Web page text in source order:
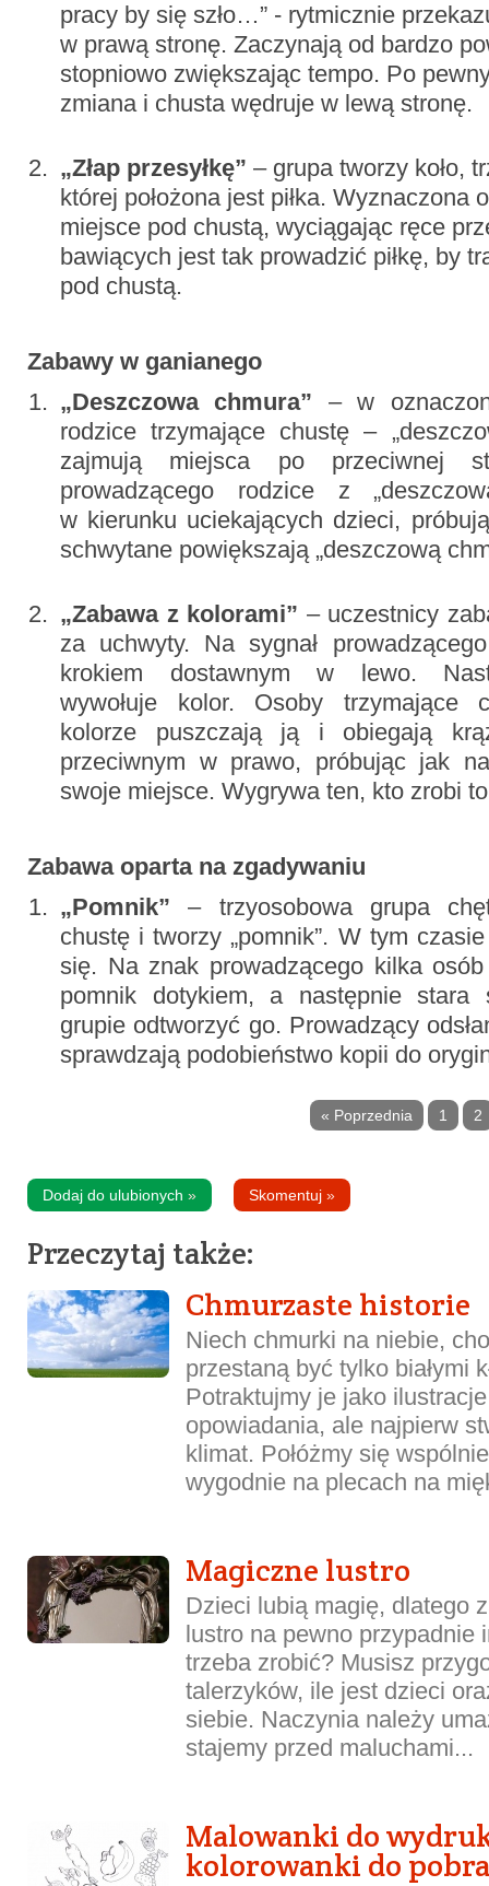
pracy by się szło…” - rytmicznie
w prawą stronę. Zaczynają od bardzo
stopniowo zwiększając tempo. Po
zmiana i chusta wędruje w lewą stronę.
„Złap przesyłkę” – grupa tworzy koło,
której położona jest piłka. Wyznaczona
miejsce pod chustą, wyciągając ręce
bawiących jest tak prowadzić piłkę, by
pod chustą.
Zabawy w ganianego
„Deszczowa chmura” – w
rodzice trzymające chustę –
zajmują miejsca po przeciwnej
prowadzącego rodzice z
w kierunku uciekających dzieci,
schwytane powiększają „deszczową
„Zabawa z kolorami” – uczestnicy
za uchwyty. Na sygnał
krokiem dostawnym w lewo.
wywołuje kolor. Osoby trzymające
kolorze puszczają ją i obiegają
przeciwnym w prawo, próbując jak
swoje miejsce. Wygrywa ten, kto zrobi
Zabawa oparta na zgadywaniu
„Pomnik” – trzyosobowa grupa
chustę i tworzy „pomnik”. W tym
się. Na znak prowadzącego kilka osób
pomnik dotykiem, a następnie stara
grupie odtworzyć go. Prowadzący
sprawdzają podobieństwo kopii do
« Poprzednia 1 2
Dodaj do ulubionych » Skomentuj »
Przeczytaj także:
Chmurzaste historie
Niech chmurki na niebie,
przestaną być tylko białymi
Potraktujmy je jako
opowiadania, ale najpierw
klimat. Połóżmy się
wygodnie na plecach na
Magiczne lustro
Dzieci lubią magię, dlatego
lustro na pewno przypadnie
trzeba zrobić? Musisz
talerzyków, ile jest dzieci
siebie. Naczynia należy
stajemy przed maluchami...
Malowanki do
kolorowanki do